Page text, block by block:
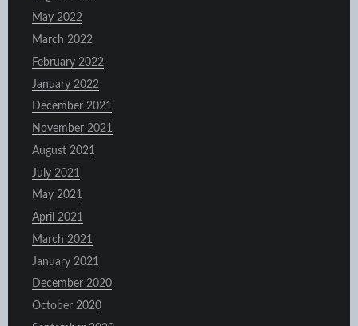
May 2022
March 2022
February 2022
January 2022
December 2021
November 2021
August 2021
July 2021
May 2021
April 2021
March 2021
January 2021
December 2020
October 2020